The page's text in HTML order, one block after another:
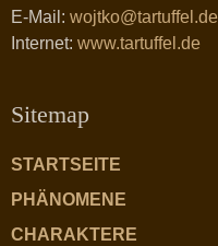
E-Mail: wojtko@tartuffel.de
Internet: www.tartuffel.de
Sitemap
STARTSEITE
PHÄNOMENE
CHARAKTERE